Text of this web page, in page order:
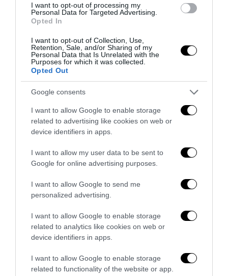
I want to opt-out of processing my
Personal Data for Targeted Advertising.
Opted In
I want to opt-out of Collection, Use,
Retention, Sale, and/or Sharing of my
Personal Data that Is Unrelated with the
Purposes for which it was collected.
Opted Out
Google consents
I want to allow Google to enable storage
related to advertising like cookies on web or
device identifiers in apps.
I want to allow my user data to be sent to
Google for online advertising purposes.
I want to allow Google to send me
personalized advertising.
I want to allow Google to enable storage
related to analytics like cookies on web or
device identifiers in apps.
I want to allow Google to enable storage
related to functionality of the website or app.
Tekne agli americani: il Golden Power è l’ultima trincea
di uno Stato senza politica...
Addio a Francesco Guccini: stronzo, poeta e buffone di
7 Agosto 2026